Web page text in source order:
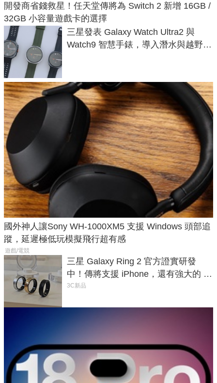
開發商省錢救星！任天堂傳將為 Switch 2 新增 16GB /
32GB 小容量遊戲卡的選擇
三星發表 Galaxy Watch Ultra2 與
Watch9 智慧手錶，導入潛水與越野跑
國外神人讓Sony WH-1000XM5 支援 Windows 頭部追
蹤，延遲極低玩模擬飛行超有感
遊戲/電競
三星 Galaxy Ring 2 官方證實研發
中！傳將支援 iPhone，還有強大的 AI
與智慧家電連動功能
3C新品